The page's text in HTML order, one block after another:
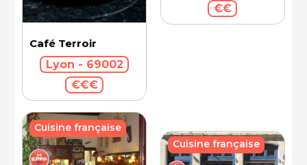
Café Terroir
Lyon - 69002
€€€
€€
Cuisine française
Cuisine française